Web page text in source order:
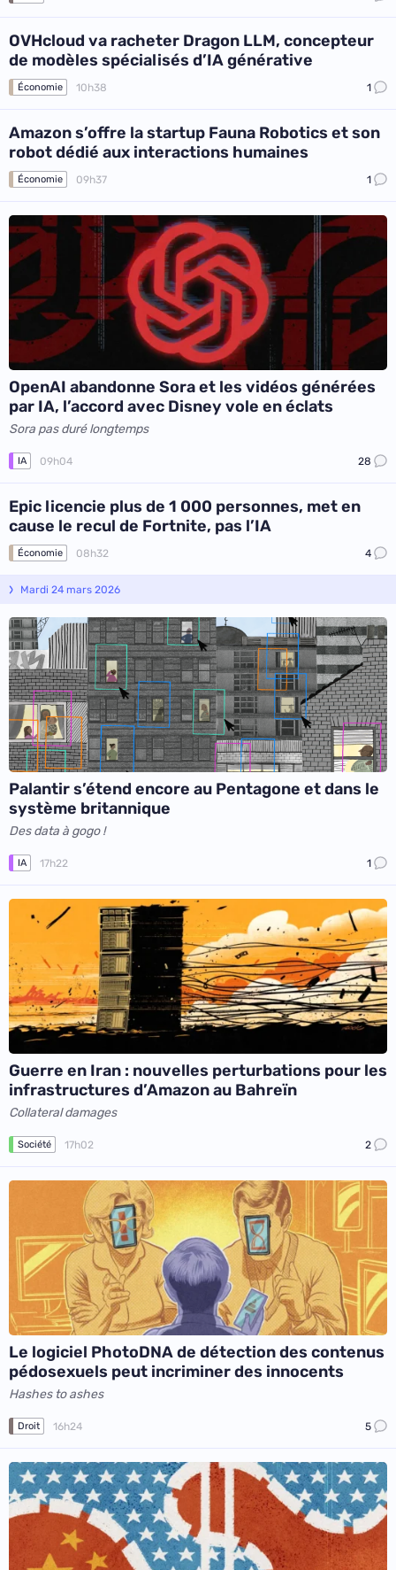
OVHcloud va racheter Dragon LLM, concepteur
de modèles spécialisés d’IA générative
Économie 10h38 1
Amazon s’offre la startup Fauna Robotics et son
robot dédié aux interactions humaines
Économie 09h37 1
OpenAI abandonne Sora et les vidéos générées
par IA, l’accord avec Disney vole en éclats
Sora pas duré longtemps
IA 09h04 28
Epic licencie plus de 1 000 personnes, met en
cause le recul de Fortnite, pas l’IA
Économie 08h32 4
Mardi 24 mars 2026
Palantir s’étend encore au Pentagone et dans le
système britannique
Des data à gogo !
IA 17h22 1
Guerre en Iran : nouvelles perturbations pour les
infrastructures d’Amazon au Bahreïn
Collateral damages
Société 17h02 2
Le logiciel PhotoDNA de détection des contenus
pédosexuels peut incriminer des innocents
Hashes to ashes
Droit 16h24 5